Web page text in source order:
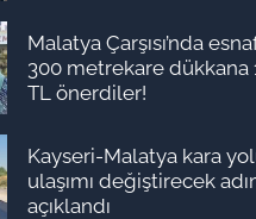
Malatya Çarşısı’nda
300 metrekare dükkana
TL önerdiler!
Kayseri-Malatya kara
ulaşımı değiştirecek
açıklandı